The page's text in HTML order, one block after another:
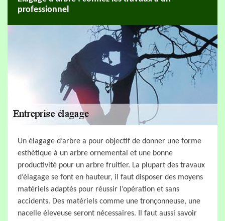
professionnel
Un élagage d’arbre a pour objectif de donner une forme
esthétique à un arbre ornemental et une bonne
productivité pour un arbre fruitier. La plupart des travaux
d’élagage se font en hauteur, il faut disposer des moyens
matériels adaptés pour réussir l’opération et sans
accidents. Des matériels comme une tronçonneuse, une
nacelle éleveuse seront nécessaires. Il faut aussi savoir